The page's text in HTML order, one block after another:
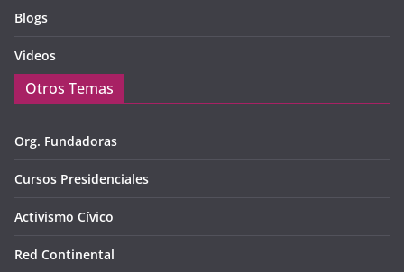
Blogs
Videos
Otros Temas
Org. Fundadoras
Cursos Presidenciales
Activismo Cívico
Red Continental